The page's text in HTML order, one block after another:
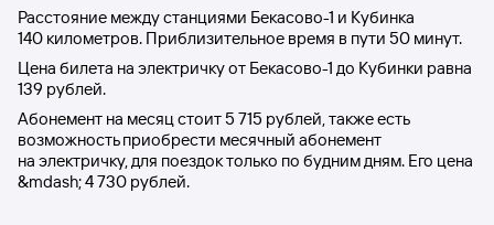
Расстояние между станциями Бекасово-1 и Кубинка
140 километров. Приблизительное время в пути 50 минут.
Цена билета на электричку от Бекасово-1 до Кубинки равна
139 рублей.
Абонемент на месяц стоит5 715 рублей, также есть
возможность приобрести месячный абонемент
на электричку, для поездок только по будним дням. Его цена
&mdash;4730 рублей.